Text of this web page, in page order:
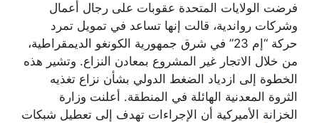
فرضت الولايات المتحدة عقوبات على رجال أعمال
وشركات رواندية، قالت إنها تساعد في تمويل تمرد
حركة “إم 23” في شرق جمهورية الكونغو الديمقراطية،
من خلال الاتجار غير المشروع بمعادن النزاع. وتشير هذه
الخطوة إلى ازدياد الضغط الدولي بشأن نزاع تغذيه
الثروة المعدنية الهائلة في المنطقة. أعلنت وزارة
الخزانة الأميركية أن الإجراءات تهدف إلى تعطيل شبكات